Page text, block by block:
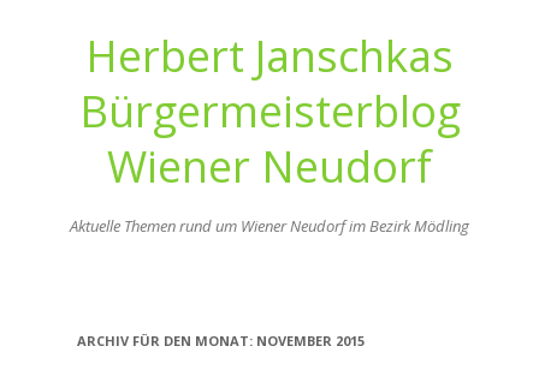
Herbert Janschkas
Bürgermeisterblog
Wiener Neudorf
Aktuelle Themen rund um Wiener Neudorf im Bezirk Mödling
ARCHIV FÜR DEN MONAT: NOVEMBER 2015